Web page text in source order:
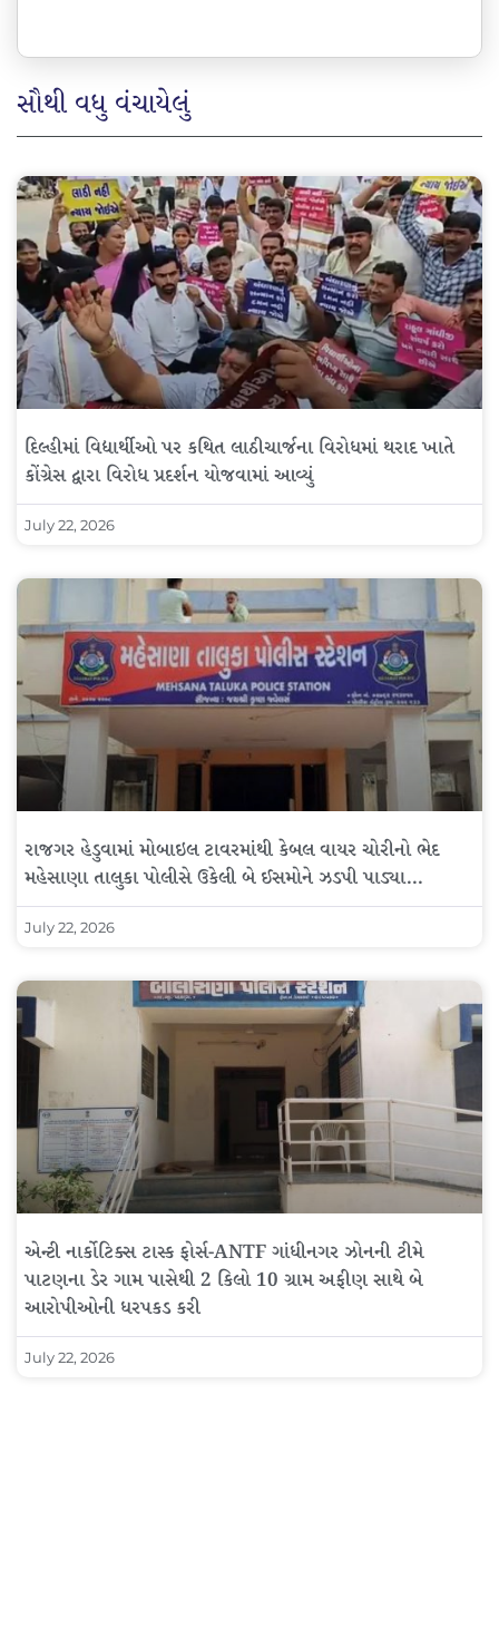
સૌથી વધુ વંચાયેલું
દિલ્હીમાં વિદ્યાર્થીઓ પર કથિત લાઠીચાર્જના વિરોધમાં થરાદ ખાતે
કોંગ્રેસ દ્વારા વિરોધ પ્રદર્શન યોજવામાં આવ્યું
July 22, 2026
રાજગર હેડુવામાં મોબાઇલ ટાવરમાંથી કેબલ વાયર ચોરીનો ભેદ
મહેસાણા તાલુકા પોલીસે ઉકેલી બે ઈસમોને ઝડપી પાડ્યા…
July 22, 2026
એન્ટી નાર્કોટિક્સ ટાસ્ક ફોર્સ-ANTF ગાંધીનગર ઝોનની ટીમે
પાટણના ડેર ગામ પાસેથી 2 કિલો 10 ગ્રામ અફીણ સાથે બે
આરોપીઓની ધરપકડ કરી
July 22, 2026